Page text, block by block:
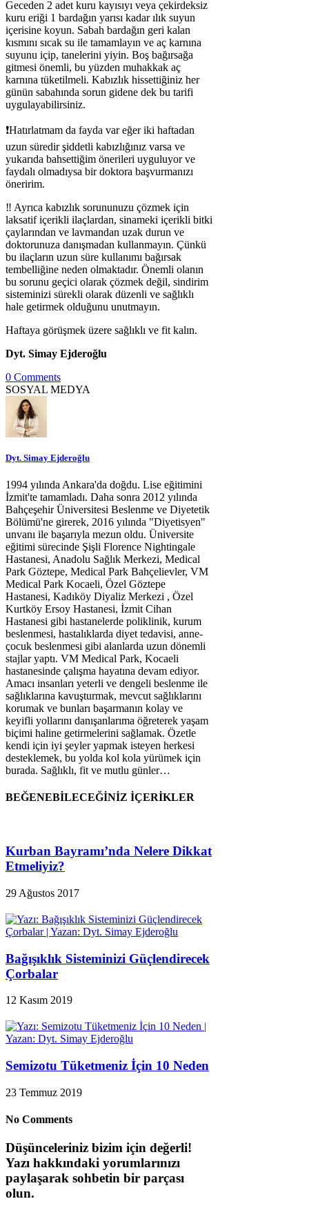
Geceden 2 adet kuru kayısıyı veya çekirdeksiz
kuru eriği 1 bardağın yarısı kadar ılık suyun
içerisine koyun. Sabah bardağın geri kalan
kısmını sıcak su ile tamamlayın ve aç karnına
suyunu içip, tanelerini yiyin. Boş bağırsağa
gitmesi önemli, bu yüzden muhakkak aç
karnına tüketilmeli. Kabızlık hissettiğiniz her
günün sabahında sorun gidene dek bu tarifi
uygulayabilirsiniz.
❗️Hatırlatmam da fayda var eğer iki haftadan
uzun süredir şiddetli kabızlığınız varsa ve
yukarıda bahsettiğim önerileri uyguluyor ve
faydalı olmadıysa bir doktora başvurmanızı
öneririm.
‼️ Ayrıca kabızlık sorununuzu çözmek için
laksatif içerikli ilaçlardan, sinameki içerikli bitki
çaylarından ve lavmandan uzak durun ve
doktorunuza danışmadan kullanmayın. Çünkü
bu ilaçların uzun süre kullanımı bağırsak
tembelliğine neden olmaktadır. Önemli olanın
bu sorunu geçici olarak çözmek değil, sindirim
sisteminizi sürekli olarak düzenli ve sağlıklı
hale getirmek olduğunu unutmayın.
Haftaya görüşmek üzere sağlıklı ve fit kalın.
Dyt. Simay Ejderoğlu
0 Comments
SOSYAL MEDYA
Dyt. Simay Ejderoğlu
1994 yılında Ankara'da doğdu. Lise eğitimini
İzmit'te tamamladı. Daha sonra 2012 yılında
Bahçeşehir Üniversitesi Beslenme ve Diyetetik
Bölümü'ne girerek, 2016 yılında "Diyetisyen"
unvanı ile başarıyla mezun oldu. Üniversite
eğitimi sürecinde Şişli Florence Nightingale
Hastanesi, Anadolu Sağlık Merkezi, Medical
Park Göztepe, Medical Park Bahçelievler, VM
Medical Park Kocaeli, Özel Göztepe
Hastanesi, Kadıköy Diyaliz Merkezi , Özel
Kurtköy Ersoy Hastanesi, İzmit Cihan
Hastanesi gibi hastanelerde poliklinik, kurum
beslenmesi, hastalıklarda diyet tedavisi, anne-
çocuk beslenmesi gibi alanlarda uzun dönemli
stajlar yaptı. VM Medical Park, Kocaeli
hastanesinde çalışma hayatına devam ediyor.
Amacı insanları yeterli ve dengeli beslenme ile
sağlıklarına kavuşturmak, mevcut sağlıklarını
korumak ve bunları başarmanın kolay ve
keyifli yollarını danışanlarıma öğreterek yaşam
biçimi haline getirmelerini sağlamak. Özetle
kendi için iyi şeyler yapmak isteyen herkesi
desteklemek, bu yolda kol kola yürümek için
burada. Sağlıklı, fit ve mutlu günler…
BEĞENEBİLECEĞİNİZ İÇERİKLER
Kurban Bayramı’nda Nelere Dikkat
Etmeliyiz?
29 Ağustos 2017
Bağışıklık Sisteminizi Güçlendirecek
Çorbalar
12 Kasım 2019
Semizotu Tüketmeniz İçin 10 Neden
23 Temmuz 2019
No Comments
Düşünceleriniz bizim için değerli!
Yazı hakkındaki yorumlarınızı
paylaşarak sohbetin bir parçası
olun.